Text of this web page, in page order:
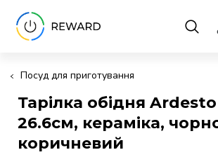
Посуд для приготування
Тарілка обідня
26.6см, кераміка,
коричневий